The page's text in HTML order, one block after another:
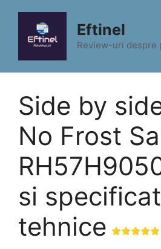
conținut
Eftinel
Review-uri despre
Side by
No Frost
si
tehnice